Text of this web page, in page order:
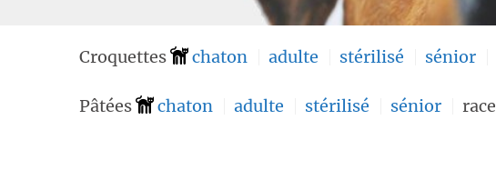
Croquettes chaton adulte stérilisé sénior
Pâtées chaton adulte stérilisé sénior race